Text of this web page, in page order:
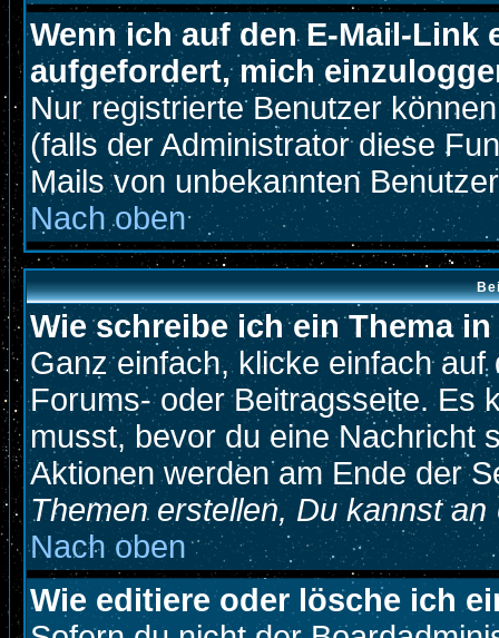
Wenn ich auf den E-Mail-Link
aufgefordert, mich
Nur registrierte Benutzer
(falls der Administrator diese
Mails von unbekannten
Nach oben
Wie schreibe ich ein Thema
Ganz einfach, klicke einfach
Forums- oder Beitragsseite. Es
musst, bevor du eine Nachricht
Aktionen werden am Ende der
Themen erstellen, Du kannst
Nach oben
Wie editiere oder lösche ich